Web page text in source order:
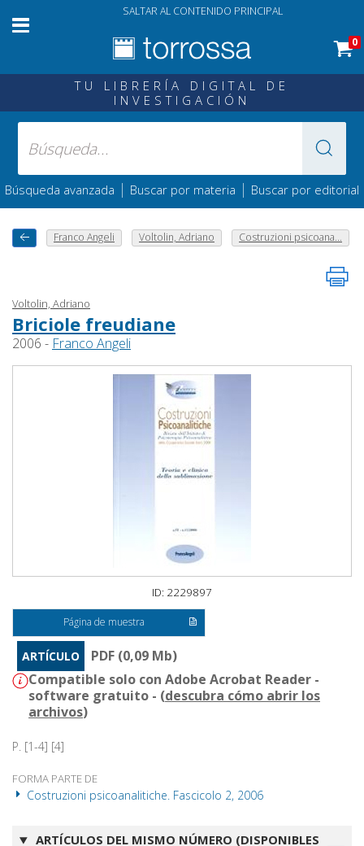
SALTAR AL CONTENIDO PRINCIPAL
0
TU LIBRERÍA DIGITAL DE
INVESTIGACIÓN
Búsqueda avanzada | Buscar por materia | Buscar por editorial
Franco Angeli Voltolin, Adriano Costruzioni psicoana...
Voltolin, Adriano
Briciole freudiane
2006 - Franco Angeli
ID: 2229897
Página de muestra
ARTÍCULO
PDF (0,09 Mb)
Compatible solo con Adobe Acrobat Reader -
software gratuito - (descubra cómo abrir los
archivos)
P. [1-4] [4]
FORMA PARTE DE
Costruzioni psicoanalitiche. Fascicolo 2, 2006
ARTÍCULOS DEL MISMO NÚMERO (DISPONIBLES